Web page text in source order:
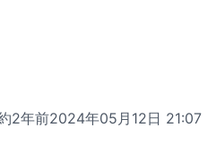
2年前2024年05月12日 21:07